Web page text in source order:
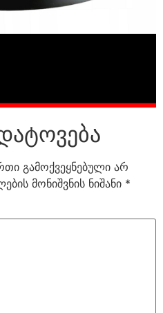
გამოქვეყნებული არ
მონიშვნის ნიშანი *